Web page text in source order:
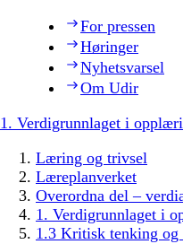
For pressen
Høringer
Nyhetsvarsel
Om Udir
1. Verdigrunnlaget i
Læring og trivsel
Læreplanverket
Overordna del –
1. Verdigrunnlaget i
1.3 Kritisk tenking og